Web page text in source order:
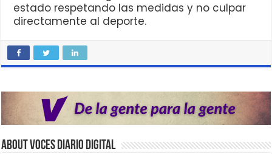
estado respetando las medidas y no culpar
directamente al deporte.
About VOCES Diario digital